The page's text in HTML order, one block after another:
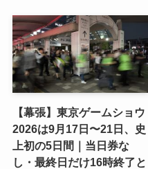
【幕張】東京ゲームショウ
2026は9月17日〜21日、史
上初の5日間｜当日券な
し・最終日だけ16時終了と